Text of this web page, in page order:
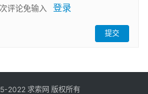
评论免输入 登录
提交
2022 求索网 版权所有